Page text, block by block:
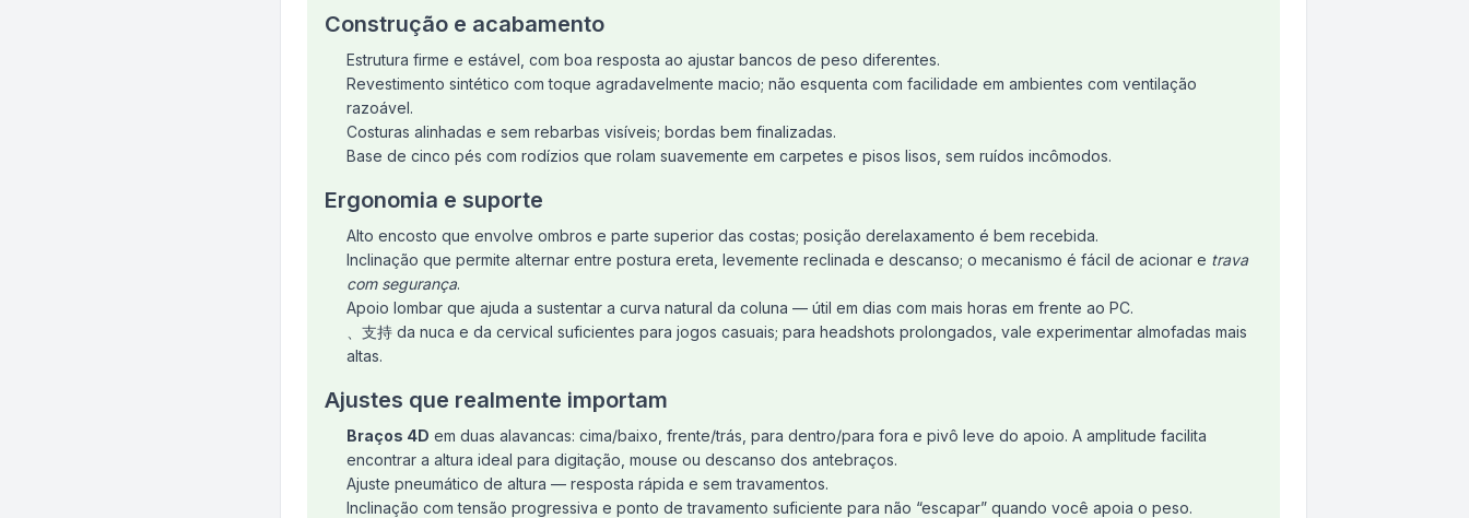
Construção e acabamento
Estrutura firme e estável, com boa resposta ao ajustar bancos de peso diferentes.
Revestimento sintético com toque agradavelmente macio; não esquenta com facilidade em ambientes com ventilação
razoável.
Costuras alinhadas e sem rebarbas visíveis; bordas bem finalizadas.
Base de cinco pés com rodízios que rolam suavemente em carpetes e pisos lisos, sem ruídos incômodos.
Ergonomia e suporte
Alto encosto que envolve ombros e parte superior das costas; posição derelaxamento é bem recebida.
Inclinação que permite alternar entre postura ereta, levemente reclinada e descanso; o mecanismo é fácil de acionar e trava
com segurança.
Apoio lombar que ajuda a sustentar a curva natural da coluna — útil em dias com mais horas em frente ao PC.
、支持 da nuca e da cervical suficientes para jogos casuais; para headshots prolongados, vale experimentar almofadas mais
altas.
Ajustes que realmente importam
Braços 4D em duas alavancas: cima/baixo, frente/trás, para dentro/para fora e pivô leve do apoio. A amplitude facilita
encontrar a altura ideal para digitação, mouse ou descanso dos antebraços.
Ajuste pneumático de altura — resposta rápida e sem travamentos.
Inclinação com tensão progressiva e ponto de travamento suficiente para não “escapar” quando você apoia o peso.